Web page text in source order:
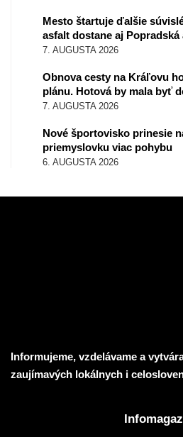
Mesto štartuje ďalšie
asfalt dostane aj Popradská
7. AUGUSTA 2026
Obnova cesty na Kráľovu
plánu. Hotová by mala byť
7. AUGUSTA 2026
Nové športovisko prinesie
priemyslovku viac pohybu
6. AUGUSTA 2026
Informujeme, vzdelávame a
zaujímavých lokálnych i